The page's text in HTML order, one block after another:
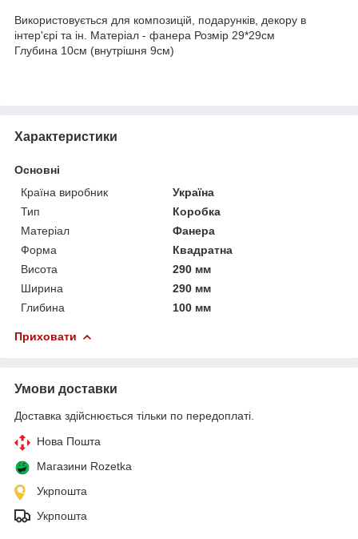
Використовується для композицій, подарунків, декору в
інтер'єрі та ін. Матеріал - фанера Розмір 29*29см
Глубина 10см (внутрішня 9см)
Характеристики
Основні
Країна виробник
Україна
Тип
Коробка
Матеріал
Фанера
Форма
Квадратна
Висота
290 мм
Ширина
290 мм
Глибина
100 мм
Приховати
Умови доставки
Доставка здійснюється тільки по передоплаті.
Нова Пошта
Магазини Rozetka
Укрпошта
Укрпошта